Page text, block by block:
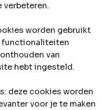
verbeteren.
worden gebruikt
functionaliteiten
van
hebt ingesteld.
deze cookies worden
voor je te maken